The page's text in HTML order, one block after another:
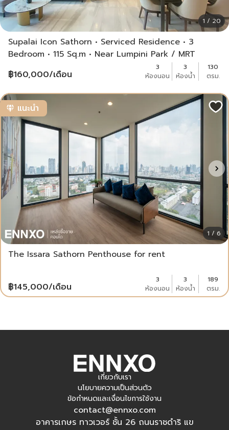
1 / 20
Supalai Icon Sathorn • Serviced Residence • 3
Bedroom • 115 Sq.m • Near Lumpini Park / MRT
฿160,000/เดือน
3
ห้องนอน
3
ห้องน้ำ
130
ตรม.
แนะนำ
1 / 6
The Issara Sathorn Penthouse for rent
฿145,000/เดือน
3
ห้องนอน
3
ห้องน้ำ
189
ตรม.
เกี่ยวกับเรา
นโยบายความเป็นส่วนตัว
ข้อกำหนดและเงื่อนไขการใช้งาน
contact@ennxo.com
อาคารเกษร ทาวเวอร์ ชั้น 26 ถนนราชดำริ แข